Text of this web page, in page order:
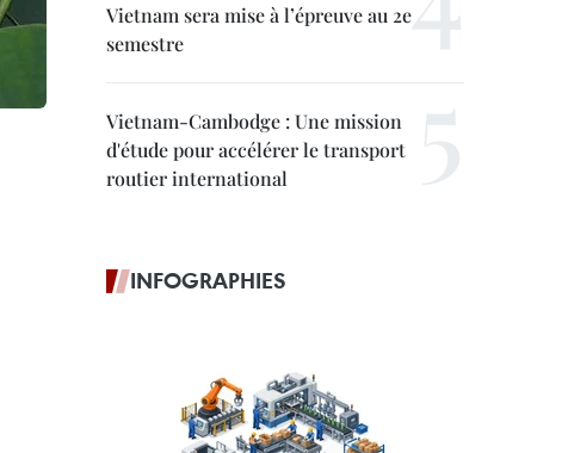
Vietnam sera mise à l’épreuve au 2e
semestre
Vietnam-Cambodge : Une mission
d'étude pour accélérer le transport
routier international
INFOGRAPHIES